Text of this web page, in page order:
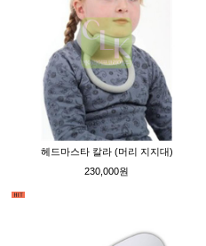
헤드마스타 칼라 (머리 지지대)
230,000원